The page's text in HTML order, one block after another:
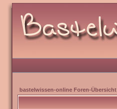
bastelwissen-online Foren-Übersicht